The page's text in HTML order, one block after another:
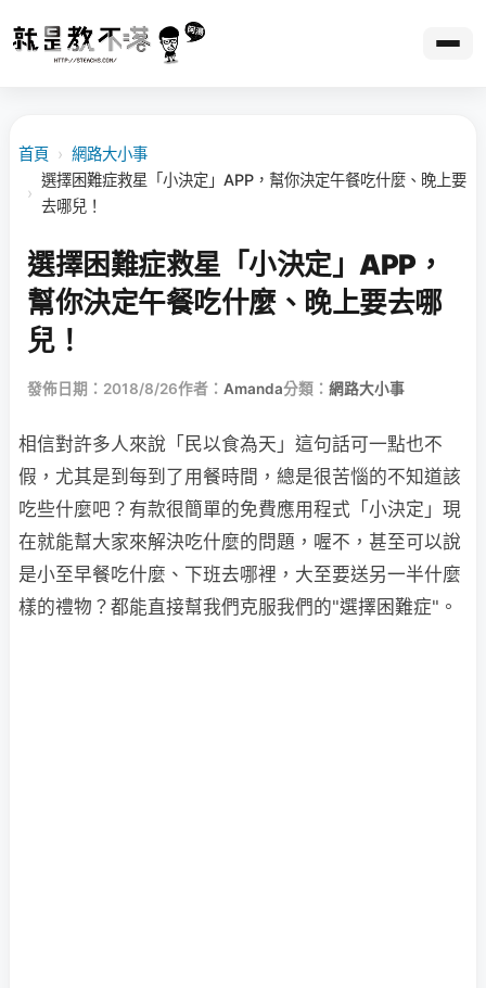
首頁 › 網路大小事
›
選擇困難症救星「小決定」APP，幫你決定午餐吃什麼、晚上要
去哪兒！
選擇困難症救星「小決定」APP，
幫你決定午餐吃什麼、晚上要去哪
兒！
發佈日期：2018/8/26作者： Amanda分類： 網路大小事
相信對許多人來說「民以食為天」這句話可一點也不
假，尤其是到每到了用餐時間，總是很苦惱的不知道該
吃些什麼吧？有款很簡單的免費應用程式「小決定」現
在就能幫大家來解決吃什麼的問題，喔不，甚至可以說
是小至早餐吃什麼、下班去哪裡，大至要送另一半什麼
樣的禮物？都能直接幫我們克服我們的"選擇困難症"。